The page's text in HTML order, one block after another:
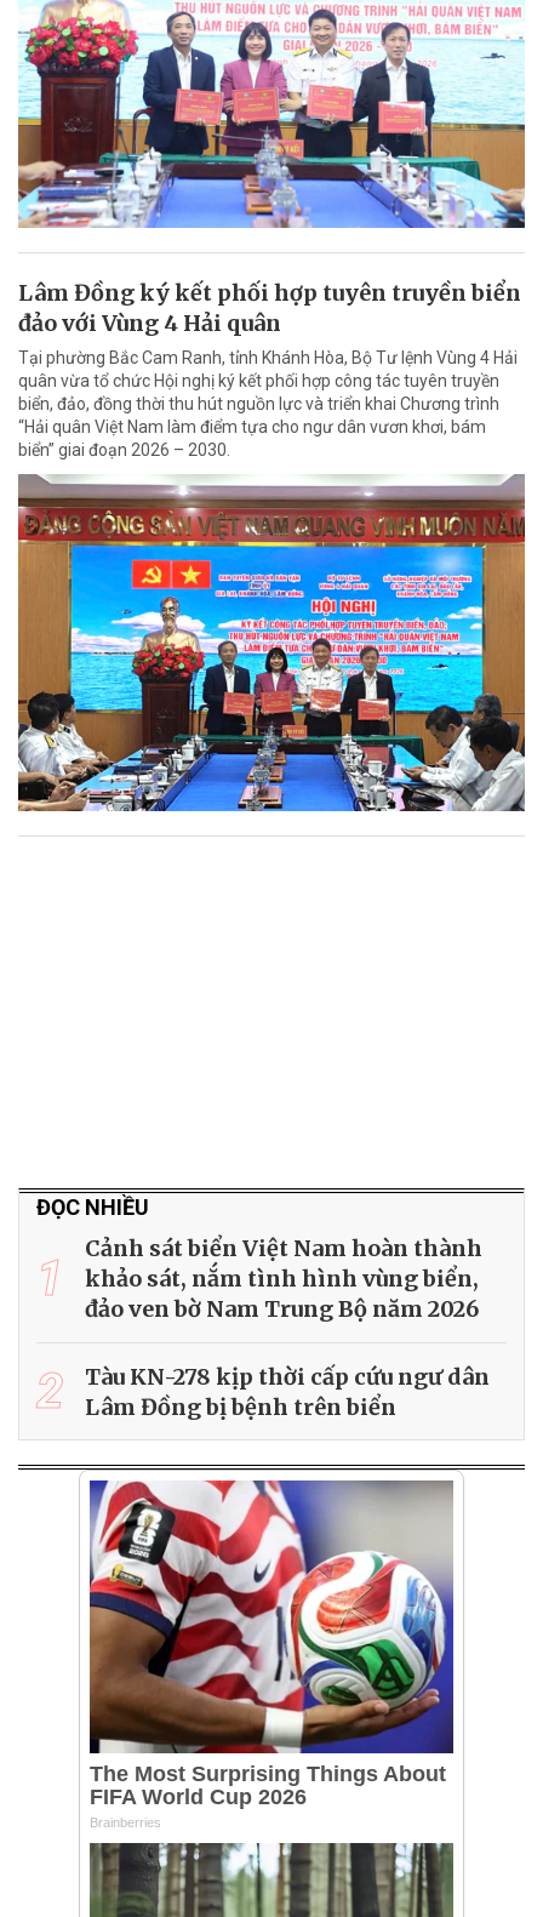
Lâm Đồng ký kết phối hợp tuyên truyền biển
đảo với Vùng 4 Hải quân
Tại phường Bắc Cam Ranh, tỉnh Khánh Hòa, Bộ Tư lệnh Vùng 4 Hải
quân vừa tổ chức Hội nghị ký kết phối hợp công tác tuyên truyền
biển, đảo, đồng thời thu hút nguồn lực và triển khai Chương trình
“Hải quân Việt Nam làm điểm tựa cho ngư dân vươn khơi, bám
biển” giai đoạn 2026 – 2030.
ĐỌC NHIỀU
1
Cảnh sát biển Việt Nam hoàn thành
khảo sát, nắm tình hình vùng biển,
đảo ven bờ Nam Trung Bộ năm 2026
2
Tàu KN-278 kịp thời cấp cứu ngư dân
Lâm Đồng bị bệnh trên biển